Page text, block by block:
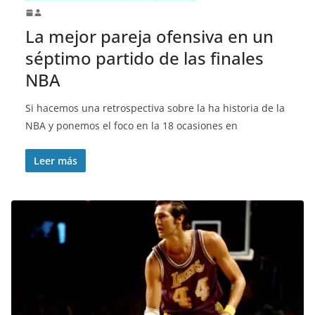
La mejor pareja ofensiva en un
séptimo partido de las finales
NBA
Si hacemos una retrospectiva sobre la ha historia de la
NBA y ponemos el foco en la 18 ocasiones en
Leer más